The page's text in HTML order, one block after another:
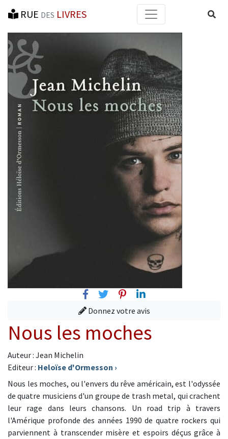
RUE DES LIVRES
FacebookTwitterPinterest
Linkedin
Donnez votre avis
Nous les moches
Auteur : Jean Michelin
Editeur : Heloïse d'Ormesson ›
Nous les moches, ou l'envers du rêve américain, est l'odyssée
de quatre musiciens d'un groupe de trash metal, qui crachent
leur rage dans leurs chansons. Un road trip à travers
l'Amérique profonde des années 1990 de quatre rockers qui
parviennent à transcender misère et espoirs déçus grâce à